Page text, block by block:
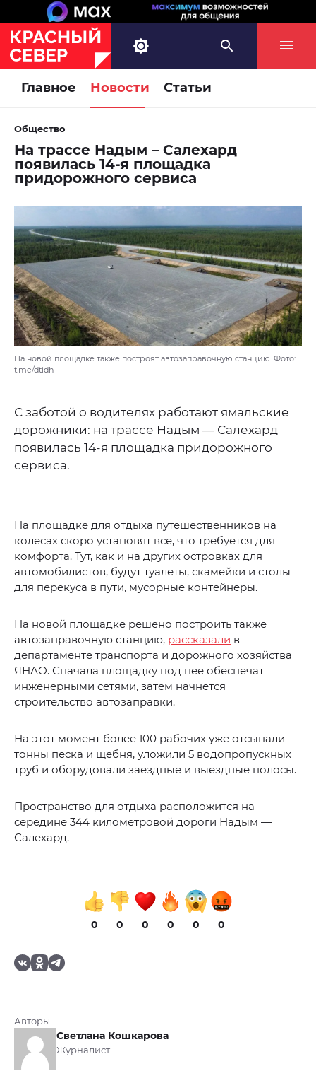
Главное Новости Статьи
Общество
На трассе Надым – Салехард
появилась 14-я площадка
придорожного сервиса
На новой площадке также построят автозаправочную станцию. Фото:
t.me/dtidh
С заботой о водителях работают ямальские
дорожники: на трассе Надым — Салехард
появилась 14-я площадка придорожного
сервиса.
На площадке для отдыха путешественников на
колесах скоро установят все, что требуется для
комфорта. Тут, как и на других островках для
автомобилистов, будут туалеты, скамейки и столы
для перекуса в пути, мусорные контейнеры.
На новой площадке решено построить также
автозаправочную станцию, рассказали в
департаменте транспорта и дорожного хозяйства
ЯНАО. Сначала площадку под нее обеспечат
инженерными сетями, затем начнется
строительство автозаправки.
На этот момент более 100 рабочих уже отсыпали
тонны песка и щебня, уложили 5 водопропускных
труб и оборудовали заездные и выездные полосы.
Пространство для отдыха расположится на
середине 344 километровой дороги Надым —
Салехард.
0 0 0 0 0 0
Авторы
Светлана Кошкарова
Журналист